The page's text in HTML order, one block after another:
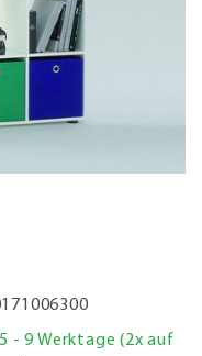
- 9 Werktage (2x auf